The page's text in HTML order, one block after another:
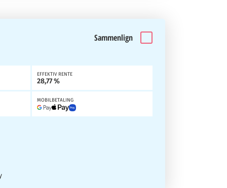
Sammenlign
EFFEKTIV RENTE
28,77 %
MOBILBETALING